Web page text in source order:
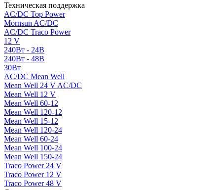
Техническая поддержка
AC/DC Top Power
Mornsun AC/DC
AC/DC Traco Power
12 V
240Вт - 24В
240Вт - 48В
30Вт
AC/DC Mean Well
Mean Well 24 V AC/DC
Mean Well 12 V
Mean Well 60-12
Mean Well 120-12
Mean Well 15-12
Mean Well 120-24
Mean Well 60-24
Mean Well 100-24
Mean Well 150-24
Traco Power 24 V
Traco Power 12 V
Traco Power 48 V